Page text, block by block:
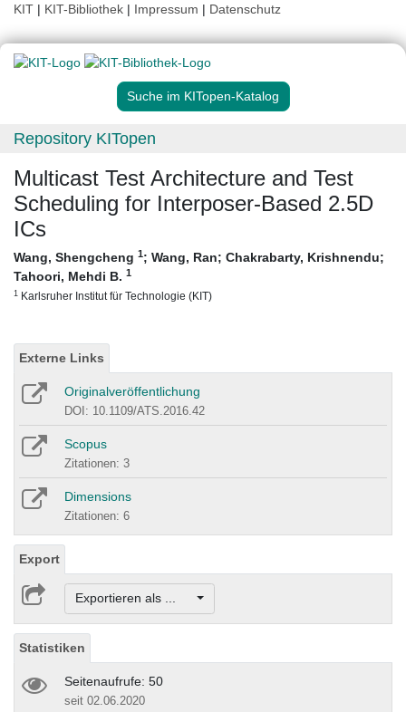
KIT | KIT-Bibliothek | Impressum | Datenschutz
Suche im KITopen-Katalog
Repository KITopen
Multicast Test Architecture and Test
Scheduling for Interposer-Based 2.5D
ICs
Wang, Shengcheng 1; Wang, Ran; Chakrabarty, Krishnendu;
Tahoori, Mehdi B. 1
1 Karlsruher Institut für Technologie (KIT)
Externe Links
Originalveröffentlichung
DOI: 10.1109/ATS.2016.42
Scopus
Zitationen: 3
Dimensions
Zitationen: 6
Export
Exportieren als ...
Statistiken
Seitenaufrufe: 50
seit 02.06.2020